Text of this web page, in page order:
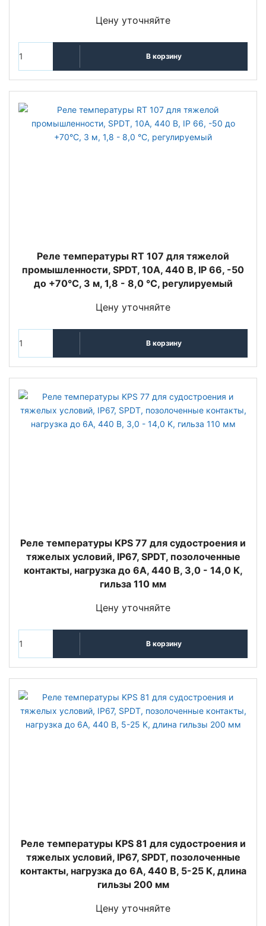
Цену уточняйте
В корзину
Реле температуры RT 107 для тяжелой
промышленности, SPDT, 10А, 440 В, IP 66, -50
до +70°С, 3 м, 1,8 - 8,0 °C, регулируемый
Цену уточняйте
В корзину
Реле температуры KPS 77 для судостроения и
тяжелых условий, IP67, SPDT, позолоченные
контакты, нагрузка до 6А, 440 В, 3,0 - 14,0 K,
гильза 110 мм
Цену уточняйте
В корзину
Реле температуры KPS 81 для судостроения и
тяжелых условий, IP67, SPDT, позолоченные
контакты, нагрузка до 6А, 440 В, 5-25 K, длина
гильзы 200 мм
Цену уточняйте